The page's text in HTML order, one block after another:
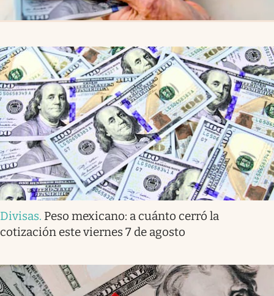
Divisas. Peso mexicano: a cuánto cerró la
cotización este viernes 7 de agosto